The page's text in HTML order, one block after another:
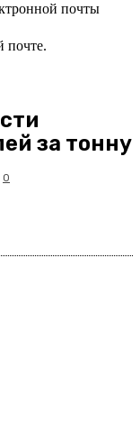
почты
почте.
за тонну
0